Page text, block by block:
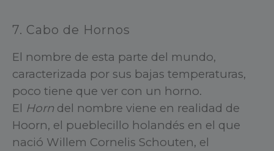
7. Cabo de Hornos
El nombre de esta parte del mundo,
caracterizada por sus bajas temperaturas,
poco tiene que ver con un horno.
El Horndel nombre viene en realidad de
Hoorn, el pueblecillo holandés en el que
nació Willem Cornelis Schouten, el